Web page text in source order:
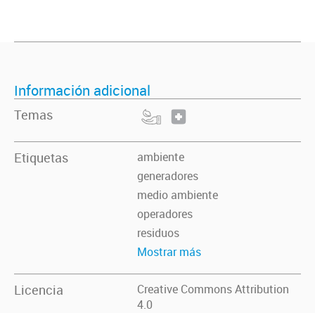
Información adicional
Temas
Etiquetas
ambiente
generadores
medio ambiente
operadores
residuos
Mostrar más
Licencia
Creative Commons Attribution
4.0